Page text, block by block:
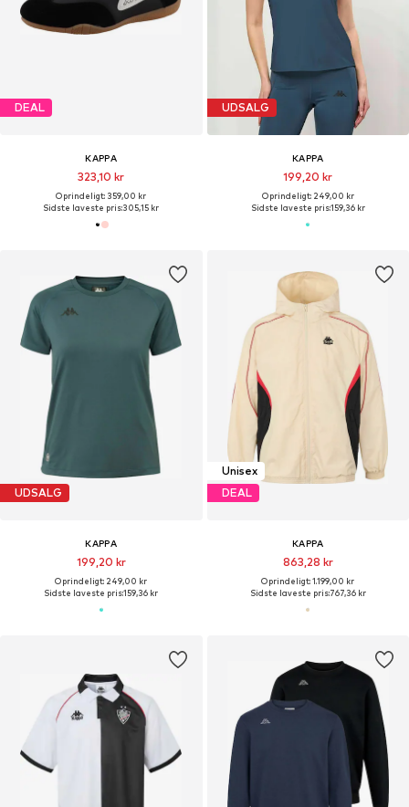
DEAL
KAPPA
323,10 kr
Oprindeligt: 359,00 kr
Sidste laveste pris:305,15 kr
UDSALG
KAPPA
199,20 kr
Oprindeligt: 249,00 kr
Sidste laveste pris:159,36 kr
UDSALG
KAPPA
199,20 kr
Oprindeligt: 249,00 kr
Sidste laveste pris:159,36 kr
Unisex
DEAL
KAPPA
863,28 kr
Oprindeligt: 1.199,00 kr
Sidste laveste pris:767,36 kr